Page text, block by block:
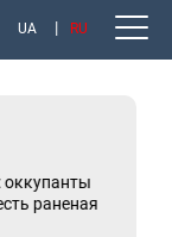
UA RU
раненая